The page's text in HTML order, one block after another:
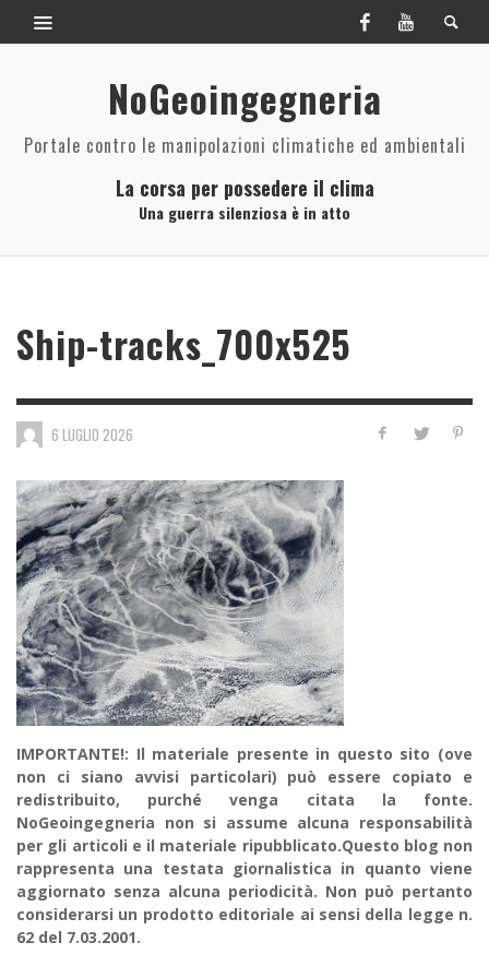
NoGeoingegneria
Portale contro le manipolazioni climatiche ed ambientali
La corsa per possedere il clima
Una guerra silenziosa è in atto
Ship-tracks_700x525
6 LUGLIO 2026
IMPORTANTE!: Il materiale presente in questo sito (ove
non ci siano avvisi particolari) può essere copiato e
redistribuito, purché venga citata la fonte.
NoGeoingegneria non si assume alcuna responsabilità
per gli articoli e il materiale ripubblicato.Questo blog non
rappresenta una testata giornalistica in quanto viene
aggiornato senza alcuna periodicità. Non può pertanto
considerarsi un prodotto editoriale ai sensi della legge n.
62 del 7.03.2001.